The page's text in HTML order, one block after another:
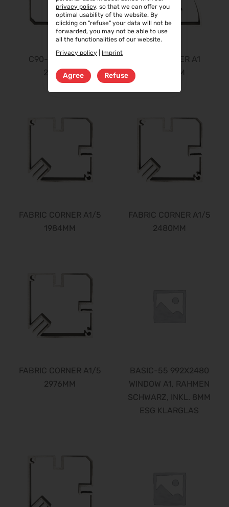
C90-CORNER A1
2480MM
C90-CORNER A1
2976MM
FABRIC CORNER A1/5
1984MM
FABRIC CORNER A1/5
2480MM
FABRIC CORNER A1/5
2976MM
BASIC-55 992X2480
WINDOW A1, RAHMEN
SCHWARZ, INKL. 8MM
ESG KLARGLAS
privacy policy, so that we can offer you
optimal usability of the website. By
clicking on "refuse" your data will not be
forwarded, you may not be able to use
all the functionalities of our website.
Privacy policy
Imprint
Agree Refuse